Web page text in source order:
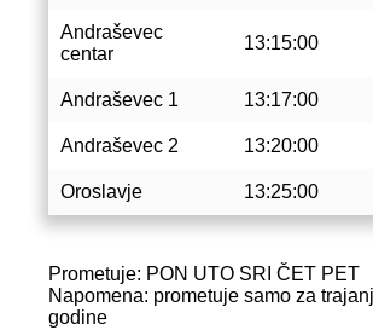
Andraševec
centar
13:15:00
Andraševec 1 13:17:00
Andraševec 2 13:20:00
Oroslavje 13:25:00
Prometuje: PON UTO SRI ČET PET
Napomena: prometuje samo za
godine